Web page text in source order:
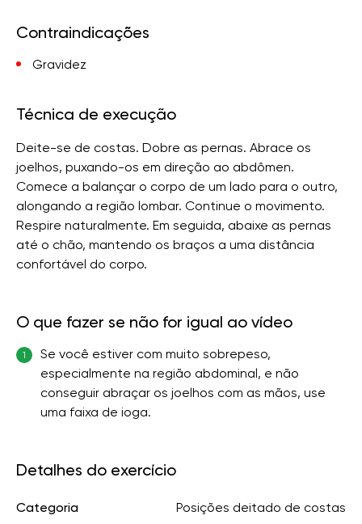
Contraindicações
Gravidez
Técnica de execução
Deite-se de costas. Dobre as pernas. Abrace os
joelhos, puxando-os em direção ao abdômen.
Comece a balançar o corpo de um lado para o outro,
alongando a região lombar. Continue o movimento.
Respire naturalmente. Em seguida, abaixe as pernas
até o chão, mantendo os braços a uma distância
confortável do corpo.
O que fazer se não for igual ao vídeo
1
Se você estiver com muito sobrepeso,
especialmente na região abdominal, e não
conseguir abraçar os joelhos com as mãos, use
uma faixa de ioga.
Detalhes do exercício
Categoria Posições deitado de costas